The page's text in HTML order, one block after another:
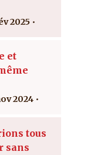
2025
et
2024
tous
sans